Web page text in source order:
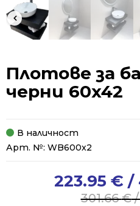
Плотове за
черни 60x42
В наличност
Арт. №: WB600x2
301.66€/
223.95 € /